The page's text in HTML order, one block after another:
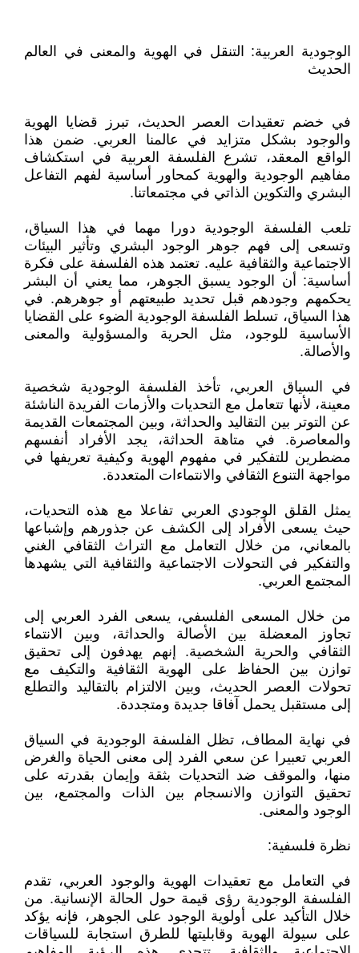
الوجودية العربية: التنقل في الهوية والمعنى في العالم
الحديث
في خضم تعقيدات العصر الحديث، تبرز قضايا الهوية
والوجود بشكل متزايد في عالمنا العربي. ضمن هذا
الواقع المعقد، تشرع الفلسفة العربية في استكشاف
مفاهيم الوجودية والهوية كمحاور أساسية لفهم التفاعل
البشري والتكوين الذاتي في مجتمعاتنا.
تلعب الفلسفة الوجودية دورا مهما في هذا السياق،
وتسعى إلى فهم جوهر الوجود البشري وتأثير البيئات
الاجتماعية والثقافية عليه. تعتمد هذه الفلسفة على فكرة
أساسية: أن الوجود يسبق الجوهر، مما يعني أن البشر
يحكمهم وجودهم قبل تحديد طبيعتهم أو جوهرهم. في
هذا السياق، تسلط الفلسفة الوجودية الضوء على القضايا
الأساسية للوجود، مثل الحرية والمسؤولية والمعنى
والأصالة.
في السياق العربي، تأخذ الفلسفة الوجودية شخصية
معينة، لأنها تتعامل مع التحديات والأزمات الفريدة الناشئة
عن التوتر بين التقاليد والحداثة، وبين المجتمعات القديمة
والمعاصرة. في متاهة الحداثة، يجد الأفراد أنفسهم
مضطرين للتفكير في مفهوم الهوية وكيفية تعريفها في
مواجهة التنوع الثقافي والانتماءات المتعددة.
يمثل القلق الوجودي العربي تفاعلا مع هذه التحديات،
حيث يسعى الأفراد إلى الكشف عن جذورهم وإشباعها
بالمعاني، من خلال التعامل مع التراث الثقافي الغني
والتفكير في التحولات الاجتماعية والثقافية التي يشهدها
المجتمع العربي.
من خلال المسعى الفلسفي، يسعى الفرد العربي إلى
تجاوز المعضلة بين الأصالة والحداثة، وبين الانتماء
الثقافي والحرية الشخصية. إنهم يهدفون إلى تحقيق
توازن بين الحفاظ على الهوية الثقافية والتكيف مع
تحولات العصر الحديث، وبين الالتزام بالتقاليد والتطلع
إلى مستقبل يحمل آفاقا جديدة ومتجددة.
في نهاية المطاف، تظل الفلسفة الوجودية في السياق
العربي تعبيرا عن سعي الفرد إلى معنى الحياة والغرض
منها، والموقف ضد التحديات بثقة وإيمان بقدرته على
تحقيق التوازن والانسجام بين الذات والمجتمع، بين
الوجود والمعنى.
نظرة فلسفية:
في التعامل مع تعقيدات الهوية والوجود العربي، تقدم
الفلسفة الوجودية رؤى قيمة حول الحالة الإنسانية. من
خلال التأكيد على أولوية الوجود على الجوهر، فإنه يؤكد
على سيولة الهوية وقابليتها للطرق استجابة للسياقات